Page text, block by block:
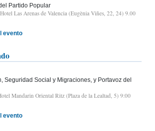
Partido Popular
Las Arenas de Valencia (Eugènia Viñes, 22, 24) 9.00
evento
Seguridad Social y Migraciones, y Portavoz del
Mandarin Oriental Ritz (Plaza de la Lealtad, 5) 9:00
evento